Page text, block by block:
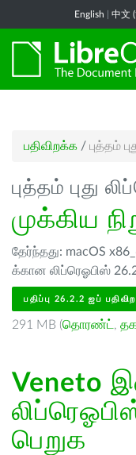
English 中文
பதிவிறக்க / புத்தம்
புத்தம் புது
முக்கிய
தேர்ந்தது: macOS
க்கான லிப்ரெஓபிஸ்
பதிப்பு 26.2.2 ஐப்
291 MB (தொரண்ட் ,
Veneto
பெறுக